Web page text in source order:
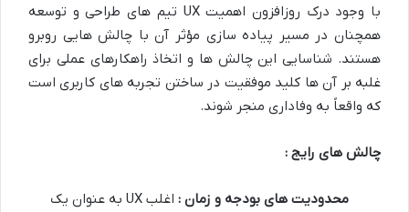
با وجود درک روزافزون اهمیت UX تیم های طراحی و توسعه
همچنان در مسیر پیاده سازی مؤثر آن با چالش هایی روبرو
هستند. شناسایی این چالش ها و اتخاذ راهکارهای عملی برای
غلبه بر آن ها کلید موفقیت در ساختن تجربه های کاربری است
که واقعاً به وفاداری منجر شوند.
چالش های رایج :
محدودیت های بودجه و زمان :
اغلب UX به عنوان یک